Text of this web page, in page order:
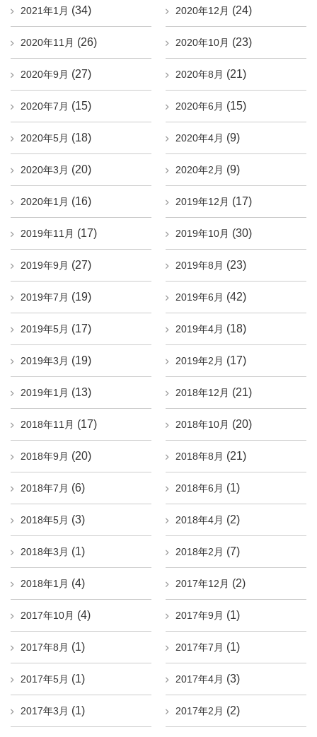
2021年1月 (34) 2020年12月 (24)
2020年11月 (26) 2020年10月 (23)
2020年9月 (27) 2020年8月 (21)
2020年7月 (15) 2020年6月 (15)
2020年5月 (18) 2020年4月 (9)
2020年3月 (20) 2020年2月 (9)
2020年1月 (16) 2019年12月 (17)
2019年11月 (17) 2019年10月 (30)
2019年9月 (27) 2019年8月 (23)
2019年7月 (19) 2019年6月 (42)
2019年5月 (17) 2019年4月 (18)
2019年3月 (19) 2019年2月 (17)
2019年1月 (13) 2018年12月 (21)
2018年11月 (17) 2018年10月 (20)
2018年9月 (20) 2018年8月 (21)
2018年7月 (6) 2018年6月 (1)
2018年5月 (3) 2018年4月 (2)
2018年3月 (1) 2018年2月 (7)
2018年1月 (4) 2017年12月 (2)
2017年10月 (4) 2017年9月 (1)
2017年8月 (1) 2017年7月 (1)
2017年5月 (1) 2017年4月 (3)
2017年3月 (1) 2017年2月 (2)